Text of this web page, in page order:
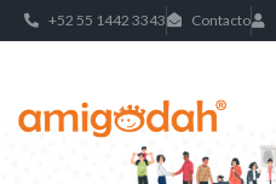
+52 55 1442 3343 Contacto